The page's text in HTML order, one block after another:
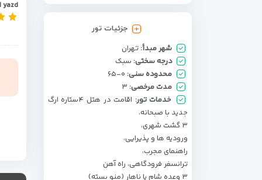
جزئیات تور
شهر مبدأ: تهران
درجه سختی: سبک
محدوده سنی: ۰-۶۵
مدت مرخصی: ۳
خدمات تور:
اقامت در هتل ۴ستاره ارگ
جدید با صبحانه،
۳ گشت شهری،
ورودیه ها و پذیرایی،
راهنمای مجرب،
ترانسفر فرودگاهی، راه آهن
۳ وعده شام یا ناهار (منو بسته)
yazd